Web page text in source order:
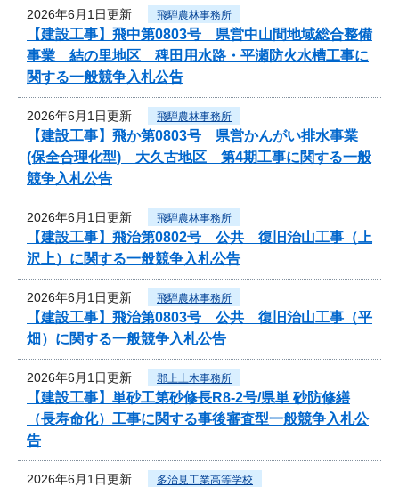
2026年6月1日更新 飛騨農林事務所
【建設工事】飛中第0803号 県営中山間地域総合整備
事業 結の里地区 稗田用水路・平瀬防火水槽工事に
関する一般競争入札公告
2026年6月1日更新 飛騨農林事務所
【建設工事】飛か第0803号 県営かんがい排水事業
(保全合理化型) 大久古地区 第4期工事に関する一般
競争入札公告
2026年6月1日更新 飛騨農林事務所
【建設工事】飛治第0802号 公共 復旧治山工事（上
沢上）に関する一般競争入札公告
2026年6月1日更新 飛騨農林事務所
【建設工事】飛治第0803号 公共 復旧治山工事（平
畑）に関する一般競争入札公告
2026年6月1日更新 郡上土木事務所
【建設工事】単砂工第砂修長R8-2号/県単 砂防修繕
（長寿命化）工事に関する事後審査型一般競争入札公
告
2026年6月1日更新 多治見工業高等学校